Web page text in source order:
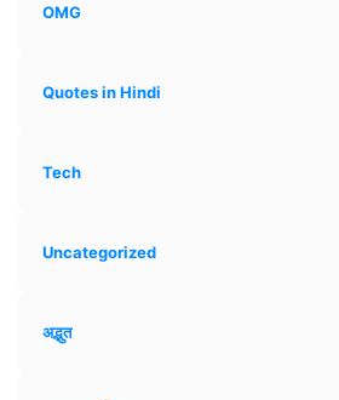
OMG
Quotes in Hindi
Tech
Uncategorized
अद्भुत